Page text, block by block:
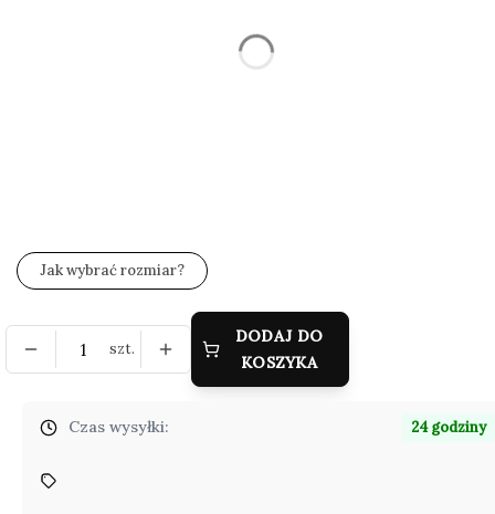
Jak wybrać rozmiar?
szt.
DODAJ DO
KOSZYKA
Czas wysyłki: 24 godziny